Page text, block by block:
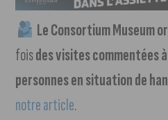
Le Consortium Museum
foisdes visites commentées
personnes en situation de
notre article.